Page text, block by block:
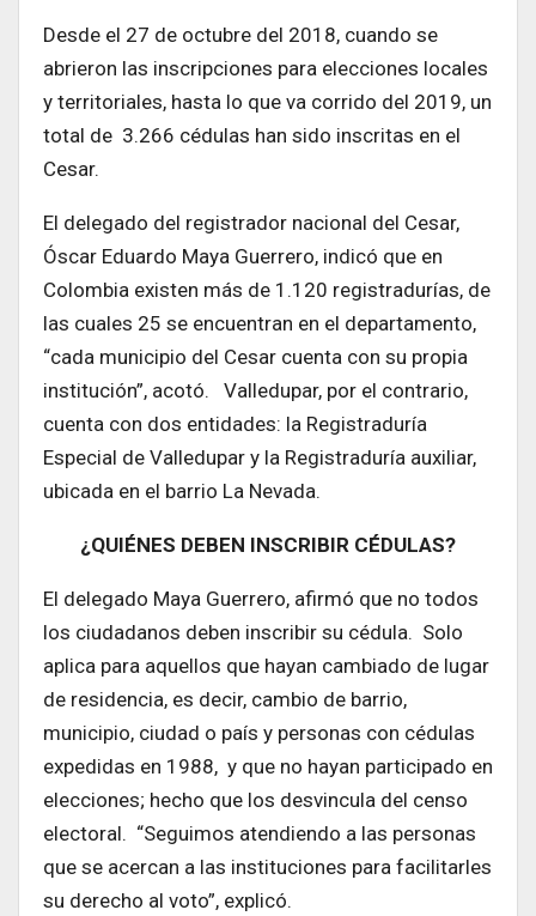
Desde el 27 de octubre del 2018, cuando se
abrieron las inscripciones para elecciones locales
y territoriales, hasta lo que va corrido del 2019, un
total de 3.266 cédulas han sido inscritas en el
Cesar.
El delegado del registrador nacional del Cesar,
Óscar Eduardo Maya Guerrero, indicó que en
Colombia existen más de 1.120 registradurías, de
las cuales 25 se encuentran en el departamento,
“cada municipio del Cesar cuenta con su propia
institución”, acotó. Valledupar, por el contrario,
cuenta con dos entidades: la Registraduría
Especial de Valledupar y la Registraduría auxiliar,
ubicada en el barrio La Nevada.
¿QUIÉNES DEBEN INSCRIBIR CÉDULAS?
El delegado Maya Guerrero, afirmó que no todos
los ciudadanos deben inscribir su cédula. Solo
aplica para aquellos que hayan cambiado de lugar
de residencia, es decir, cambio de barrio,
municipio, ciudad o país y personas con cédulas
expedidas en 1988, y que no hayan participado en
elecciones; hecho que los desvincula del censo
electoral. “Seguimos atendiendo a las personas
que se acercan a las instituciones para facilitarles
su derecho al voto”, explicó.